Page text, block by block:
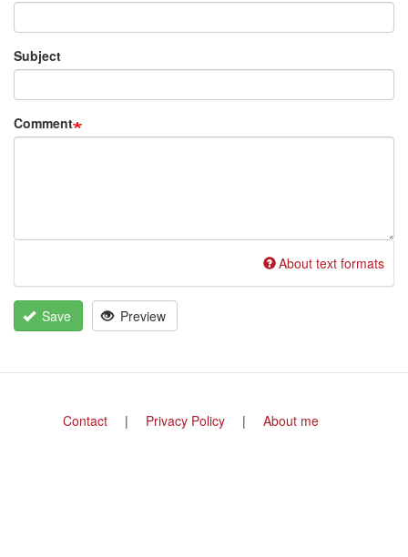
Subject
Comment
About text formats
Save Preview
FooterContact Privacy Policy About me